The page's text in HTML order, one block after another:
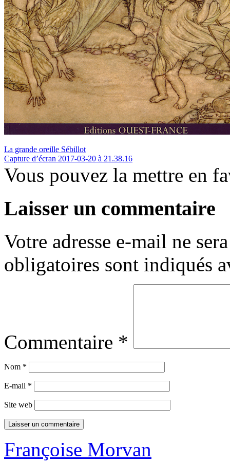
La grande oreille Sébillot
Capture d’écran 2017-03-20 à 21.38.16
Vous pouvez la mettre en
Laisser un commentaire
Votre adresse e-mail ne
obligatoires sont indiqués
Commentaire *
Nom *
E-mail *
Site web
Françoise Morvan